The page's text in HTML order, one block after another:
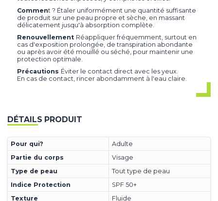
Comment ? Étaler uniformément une quantité suffisante
de produit sur une peau propre et sèche, en massant
délicatement jusqu'à absorption complète.​
Renouvellement Réappliquer fréquemment, surtout en
cas d'exposition prolongée, de transpiration abondante
ou après avoir été mouillé ou séché, pour maintenir une
protection optimale.​
Précautions Éviter le contact direct avec les yeux.​
En cas de contact, rincer abondamment à l'eau claire.​
DÉTAILS PRODUIT
Pour qui?
Adulte
Partie du corps
Visage
Type de peau
Tout type de peau
Indice Protection
SPF 50+
Texture
Fluide